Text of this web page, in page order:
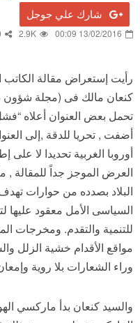
شارك علي جوجل
13/02/2016 00:09
2.9K
رأيت إستعراض مقالة الكاتب
تحمل بعض العنوان أعلاه
أضفت , تحريا للدقة ,إلى
أوروبا الغربية تحديدا لا
العرض الموجز جداً للمقالة ,
البلاد بصدده من حوارات
السياسى الأمل معقود عليها
للتنمية والتقدم. ومخرجات
مواقع الأقدام خشية الزلل
وراء الشعارات بلا روية
والسيد كنعان بدأ ماركسي